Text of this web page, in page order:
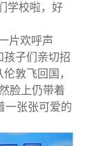
学校啦，好
片欢呼声
孩子们亲切招
敦飞回国，
脸上仍带着
一张张可爱的